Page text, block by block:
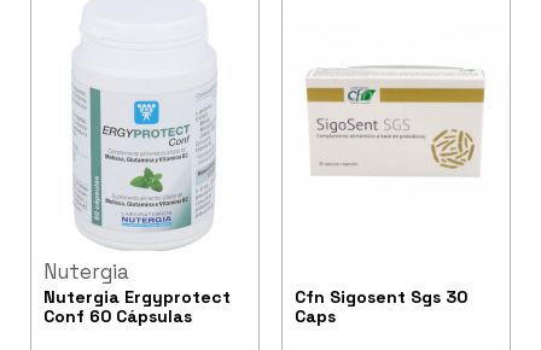
Nutergia
Nutergia Ergyprotect
Conf 60 Cápsulas
Cfn Sigosent Sgs 30
Caps